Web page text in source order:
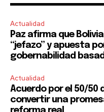
Actualidad
Paz afirma que
“jefazo” y apuesta
gobernabilidad
Actualidad
Acuerdo por el 50/50
convertir una